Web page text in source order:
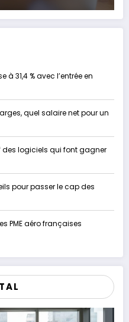
31,4 % avec l’entrée en
quel salaire net pour un
des logiciels qui font gagner
pour passer le cap des
PME aéro françaises